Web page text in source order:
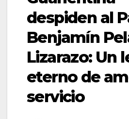
despiden al
Benjamín
Lizarazo: Un
eterno de
servicio